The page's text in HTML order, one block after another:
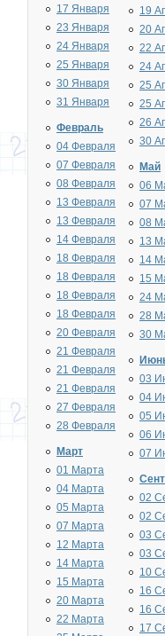
17 Января
23 Января
24 Января
25 Января
30 Января
31 Января
Февраль
04 Февраля
07 Февраля
08 Февраля
13 Февраля
13 Февраля
14 Февраля
18 Февраля
18 Февраля
18 Февраля
18 Февраля
20 Февраля
21 Февраля
21 Февраля
21 Февраля
27 Февраля
28 Февраля
Март
01 Марта
04 Марта
05 Марта
07 Марта
12 Марта
14 Марта
15 Марта
20 Марта
22 Марта
19
20
22
24
25
25
26
30
Май
06
07
08
13
14
15
24
28
30
03
04
05
06
07
02
02
03
03
10
16
16
17